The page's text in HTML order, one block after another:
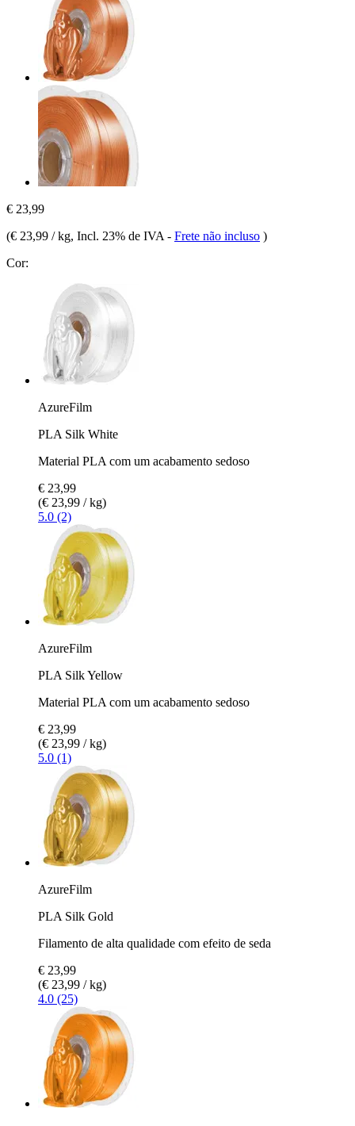
€ 23,99
(€ 23,99 / kg, Incl. 23% de IVA - Frete não incluso )
Cor:
AzureFilm
PLA Silk White
Material PLA com um acabamento sedoso
€ 23,99
(€ 23,99 / kg)
5.0 (2)
AzureFilm
PLA Silk Yellow
Material PLA com um acabamento sedoso
€ 23,99
(€ 23,99 / kg)
5.0 (1)
AzureFilm
PLA Silk Gold
Filamento de alta qualidade com efeito de seda
€ 23,99
(€ 23,99 / kg)
4.0 (25)